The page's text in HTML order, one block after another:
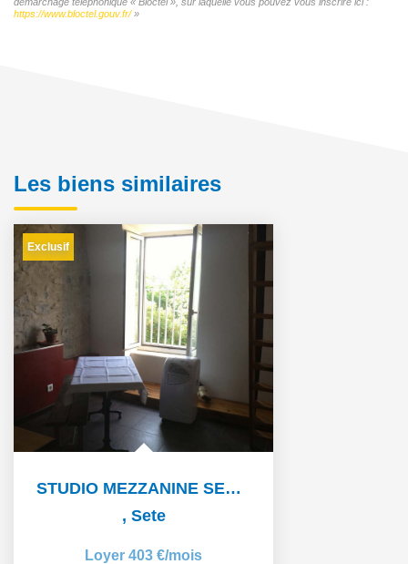
https://www.bloctel.gouv.fr/»
Les biens similaires
Exclusif
STUDIO MEZZANINE SETE - 1 pièce(s) - 19 m2
, Sete
Loyer 403 €/mois